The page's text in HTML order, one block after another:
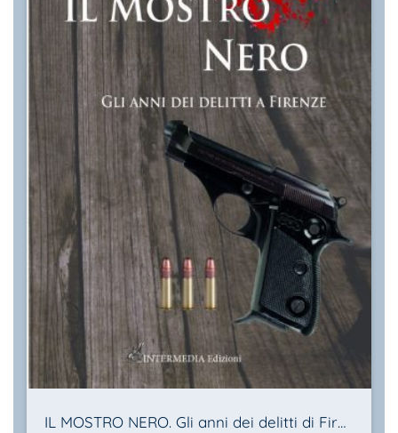
IL MOSTRO NERO. Gli anni dei delitti di Firenze